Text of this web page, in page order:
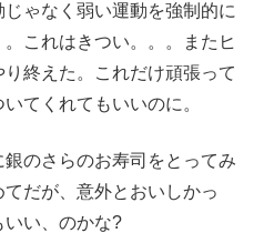
ゃなく弱い運動を強制的に
これはきつい。。。またヒ
終えた。これだけ頑張って
てくれてもいいのに。
のさらのお寿司をとってみ
だが、意外とおいしかっ
いい、のかな?